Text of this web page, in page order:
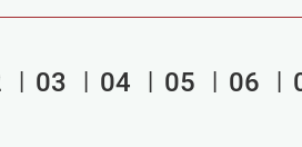
03 04 05 06